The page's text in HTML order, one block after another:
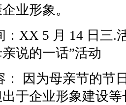
业形象。
XX 5 月 14 日三.
说的一话”活动
因为母亲节的节
于企业形象建设